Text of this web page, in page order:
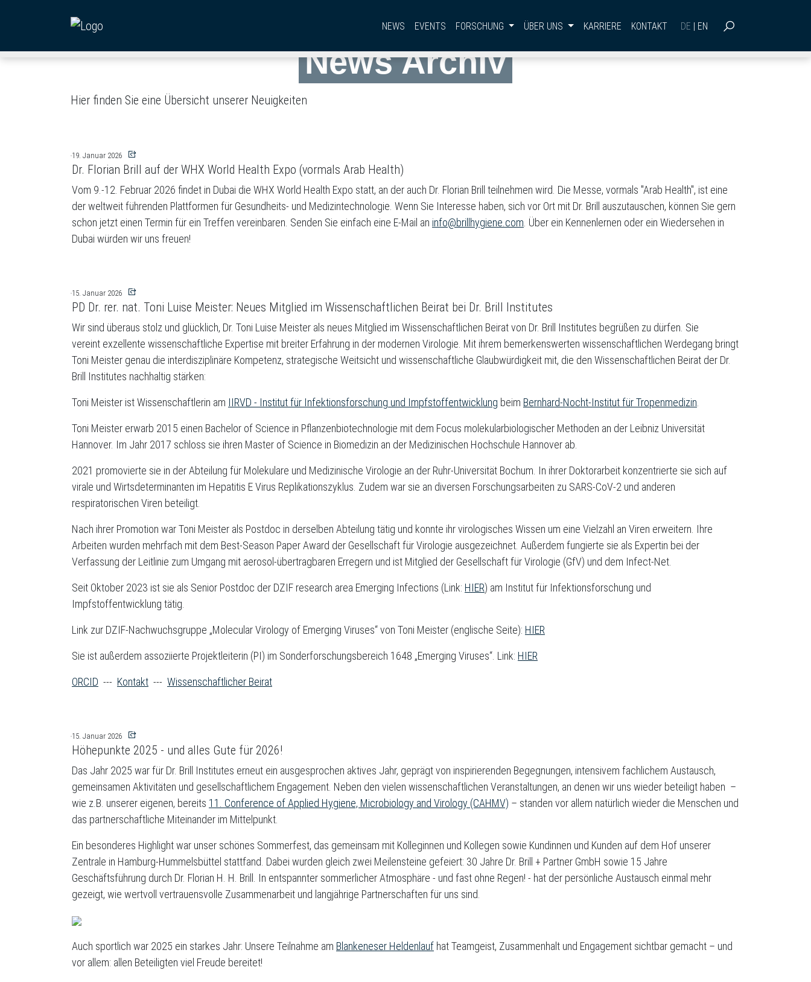
SUCHEN
NEWS EVENTS FORSCHUNG ÜBER UNS KARRIERE KONTAKT DE | EN
News Archiv
Hier finden Sie eine Übersicht unserer Neuigkeiten
19. Januar 2026
Dr. Florian Brill auf der WHX World Health Expo (vormals Arab Health)
Vom 9.-12. Februar 2026 findet in Dubai die WHX World Health Expo statt, an der auch Dr. Florian Brill teilnehmen wird. Die Messe, vormals "Arab Health", ist eine
der weltweit führenden Plattformen für Gesundheits- und Medizintechnologie. Wenn Sie Interesse haben, sich vor Ort mit Dr. Brill auszutauschen, können Sie gern
schon jetzt einen Termin für ein Treffen vereinbaren. Senden Sie einfach eine E-Mail an info@brillhygiene.com . Über ein Kennenlernen oder ein Wiedersehen in
Dubai würden wir uns freuen!
15. Januar 2026
PD Dr. rer. nat. Toni Luise Meister: Neues Mitglied im Wissenschaftlichen Beirat bei Dr. Brill Institutes
Wir sind überaus stolz und glücklich, Dr. Toni Luise Meister als neues Mitglied im Wissenschaftlichen Beirat von Dr. Brill Institutes begrüßen zu dürfen. Sie
vereint exzellente wissenschaftliche Expertise mit breiter Erfahrung in der modernen Virologie. Mit ihrem bemerkenswerten wissenschaftlichen Werdegang bringt
Toni Meister genau die interdisziplinäre Kompetenz, strategische Weitsicht und wissenschaftliche Glaubwürdigkeit mit, die den Wissenschaftlichen Beirat der Dr.
Brill Institutes nachhaltig stärken:
Toni Meister ist Wissenschaftlerin am IIRVD - Institut für Infektionsforschung und Impfstoffentwicklung beim Bernhard-Nocht-Institut für Tropenmedizin
Toni Meister erwarb 2015 einen Bachelor of Science in Pflanzenbiotechnologie mit dem Focus molekularbiologischer Methoden an der Leibniz Universität
Hannover. Im Jahr 2017 schloss sie ihren Master of Science in Biomedizin an der Medizinischen Hochschule Hannover ab.
2021 promovierte sie in der Abteilung für Molekulare und Medizinische Virologie an der Ruhr-Universität Bochum. In ihrer Doktorarbeit konzentrierte sie sich auf
virale und Wirtsdeterminanten im Hepatitis E Virus Replikationszyklus. Zudem war sie an diversen Forschungsarbeiten zu SARS-CoV-2 und anderen
respiratorischen Viren beteiligt.
Nach ihrer Promotion war Toni Meister als Postdoc in derselben Abteilung tätig und konnte ihr virologisches Wissen um eine Vielzahl an Viren erweitern. Ihre
Arbeiten wurden mehrfach mit dem Best-Season Paper Award der Gesellschaft für Virologie ausgezeichnet. Außerdem fungierte sie als Expertin bei der
Verfassung der Leitlinie zum Umgang mit aerosol-übertragbaren Erregern und ist Mitglied der Gesellschaft für Virologie (GfV) und dem Infect-Net.
Seit Oktober 2023 ist sie als Senior Postdoc der DZIF research area Emerging Infections (Link: HIER) am Institut für Infektionsforschung und
Impfstoffentwicklung tätig.
Link zur DZIF-Nachwuchsgruppe „Molecular Virology of Emerging Viruses“ von Toni Meister (englische Seite): HIER
Sie ist außerdem assoziierte Projektleiterin (PI) im Sonderforschungsbereich 1648 „Emerging Viruses“. Link: HIER
ORCID --- Kontakt --- Wissenschaftlicher Beirat
15. Januar 2026
Höhepunkte 2025 - und alles Gute für 2026!
Das Jahr 2025 war für Dr. Brill Institutes erneut ein ausgesprochen aktives Jahr, geprägt von inspirierenden Begegnungen, intensivem fachlichem Austausch,
gemeinsamen Aktivitäten und gesellschaftlichem Engagement. Neben den vielen wissenschaftlichen Veranstaltungen, an denen wir uns wieder beteiligt haben –
wie z.B. unserer eigenen, bereits 11. Conference of Applied Hygiene, Microbiology and Virology (CAHMV) – standen vor allem natürlich wieder die Menschen und
das partnerschaftliche Miteinander im Mittelpunkt.
Ein besonderes Highlight war unser schönes Sommerfest, das gemeinsam mit Kolleginnen und Kollegen sowie Kundinnen und Kunden auf dem Hof unserer
Zentrale in Hamburg-Hummelsbüttel stattfand. Dabei wurden gleich zwei Meilensteine gefeiert: 30 Jahre Dr. Brill + Partner GmbH sowie 15 Jahre
Geschäftsführung durch Dr. Florian H. H. Brill. In entspannter sommerlicher Atmosphäre - und fast ohne Regen! - hat der persönliche Austausch einmal mehr
gezeigt, wie wertvoll vertrauensvolle Zusammenarbeit und langjährige Partnerschaften für uns sind.
Auch sportlich war 2025 ein starkes Jahr: Unsere Teilnahme am Blankeneser Heldenlauf hat Teamgeist, Zusammenhalt und Engagement sichtbar gemacht – und
vor allem: allen Beteiligten viel Freude bereitet!